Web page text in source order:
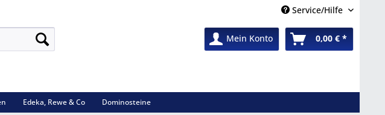
Service/Hilfe
Mein Konto 0,00 € *
Edeka, Rewe & Co Dominosteine